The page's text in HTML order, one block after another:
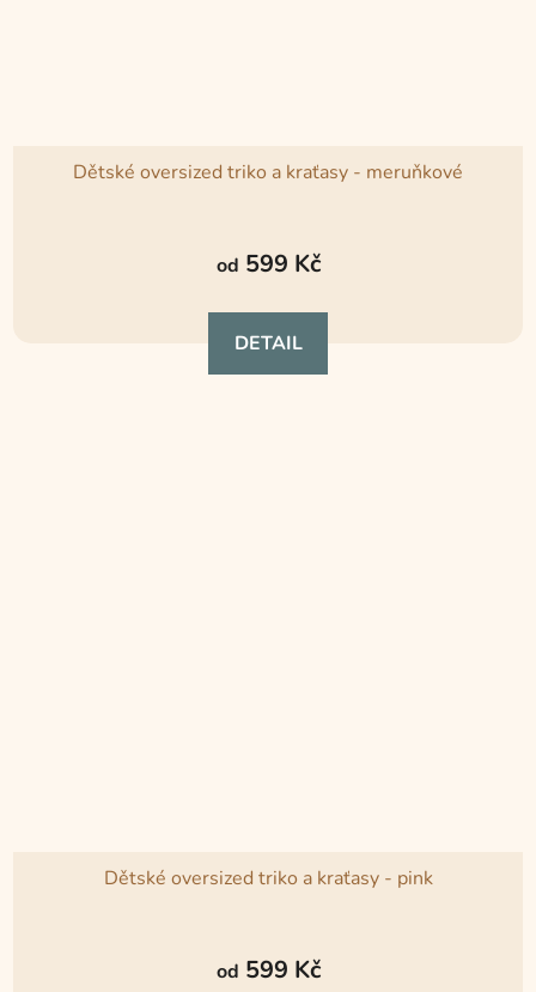
Dětské oversized triko a kraťasy - meruňkové
hodnocení
je
5,0
z
od 599 Kč
DETAIL
Dětské oversized triko a kraťasy - pink
hodnocení
od 599 Kč